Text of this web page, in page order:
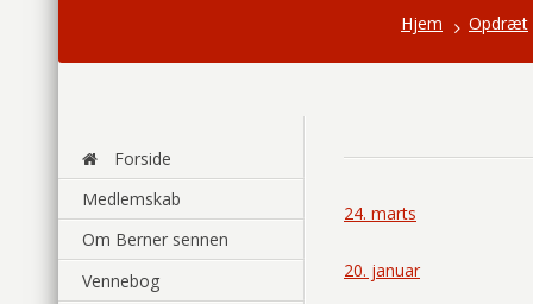
Hjem Opdræt
Forside
Medlemskab
Om Berner sennen
Vennebog
24. marts
20. januar